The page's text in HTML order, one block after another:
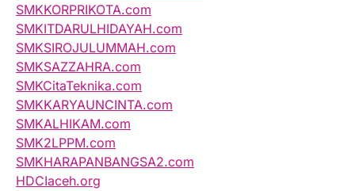
SMKKORPRIKOTA.com
SMKITDARULHIDAYAH.com
SMKSIROJULUMMAH.com
SMKSAZZAHRA.com
SMKCitaTeknika.com
SMKKARYAUNCINTA.com
SMKALHIKAM.com
SMK2LPPM.com
SMKHARAPANBANGSA2.com
HDCIaceh.org